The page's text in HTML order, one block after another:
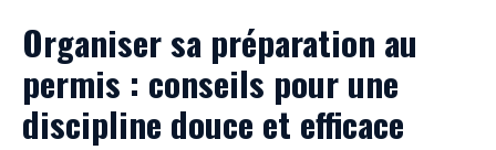
Organiser sa préparation au
permis : conseils pour une
discipline douce et efficace